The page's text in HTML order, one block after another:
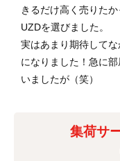
きるだけ高く売りた
UZDを選びました。
実はあまり期待して
になりました！急に
いましたが（笑）
集荷サ